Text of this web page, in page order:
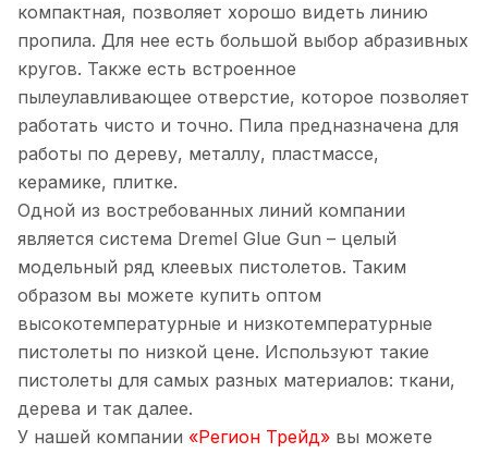
компактная, позволяет хорошо видеть линию
пропила. Для нее есть большой выбор абразивных
кругов. Также есть встроенное
пылеулавливающее отверстие, которое позволяет
работать чисто и точно. Пила предназначена для
работы по дереву, металлу, пластмассе,
керамике, плитке.
Одной из востребованных линий компании
является система Dremel Glue Gun – целый
модельный ряд клеевых пистолетов. Таким
образом вы можете купить оптом
высокотемпературные и низкотемпературные
пистолеты по низкой цене. Используют такие
пистолеты для самых разных материалов: ткани,
дерева и так далее.
У нашей компании «Регион Трейд» вы можете